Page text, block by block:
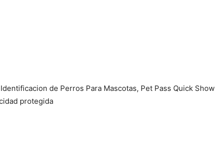
Identificacion de Perros Para Mascotas, Pet Pass Quick Show
protegida